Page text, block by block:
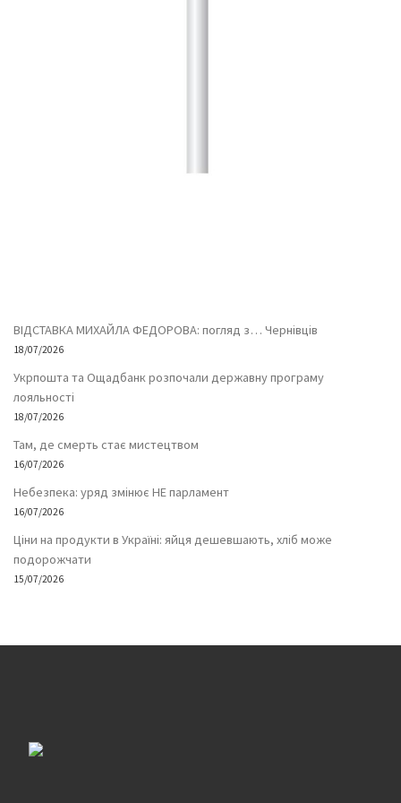
ВІДСТАВКА МИХАЙЛА ФЕДОРОВА: погляд з… Чернівців
18/07/2026
Укрпошта та Ощадбанк розпочали державну програму
лояльності
18/07/2026
Там, де смерть стає мистецтвом
16/07/2026
Небезпека: уряд змінює НЕ парламент
16/07/2026
Ціни на продукти в Україні: яйця дешевшають, хліб може
подорожчати
15/07/2026